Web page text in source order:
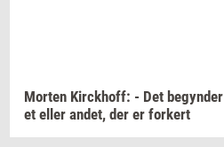
Mor­ten Kirck­hoff: - Det be­gyn­der
et eller andet, der er for­kert